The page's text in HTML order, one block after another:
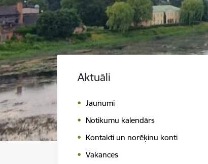
Aktuāli
Jaunumi
Notikumu kalendārs
Kontakti un norēķinu konti
Vakances